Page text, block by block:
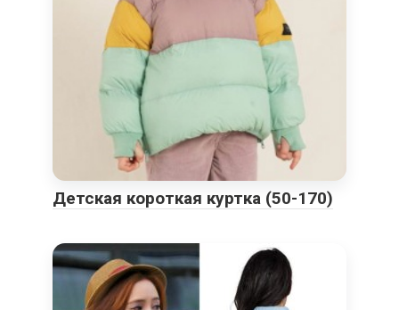
Детская короткая куртка (50-170)